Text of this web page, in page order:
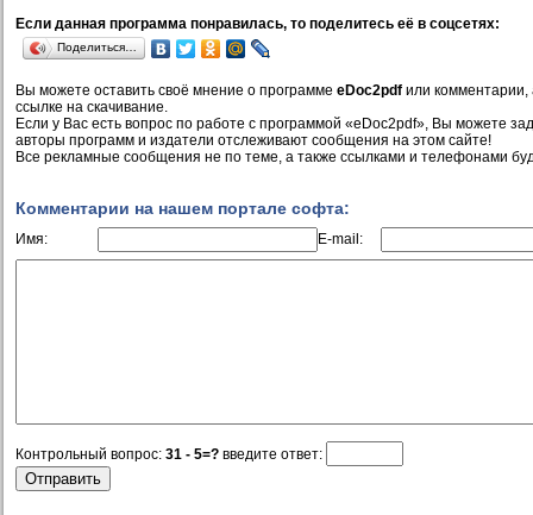
Если данная программа понравилась, то поделитесь её в соцсетях:
Поделиться…
Вы можете оставить своё мнение о программе eDoc2pdf или комментарии,
ссылке на скачивание.
Если у Вас есть вопрос по работе с программой «eDoc2pdf», Вы можете
авторы программ и издатели отслеживают сообщения на этом сайте!
Все рекламные сообщения не по теме, а также ссылками и телефонами
Комментарии на нашем портале софта:
Имя: E-mail:
Контрольный вопрос: 31 - 5=? введите ответ: